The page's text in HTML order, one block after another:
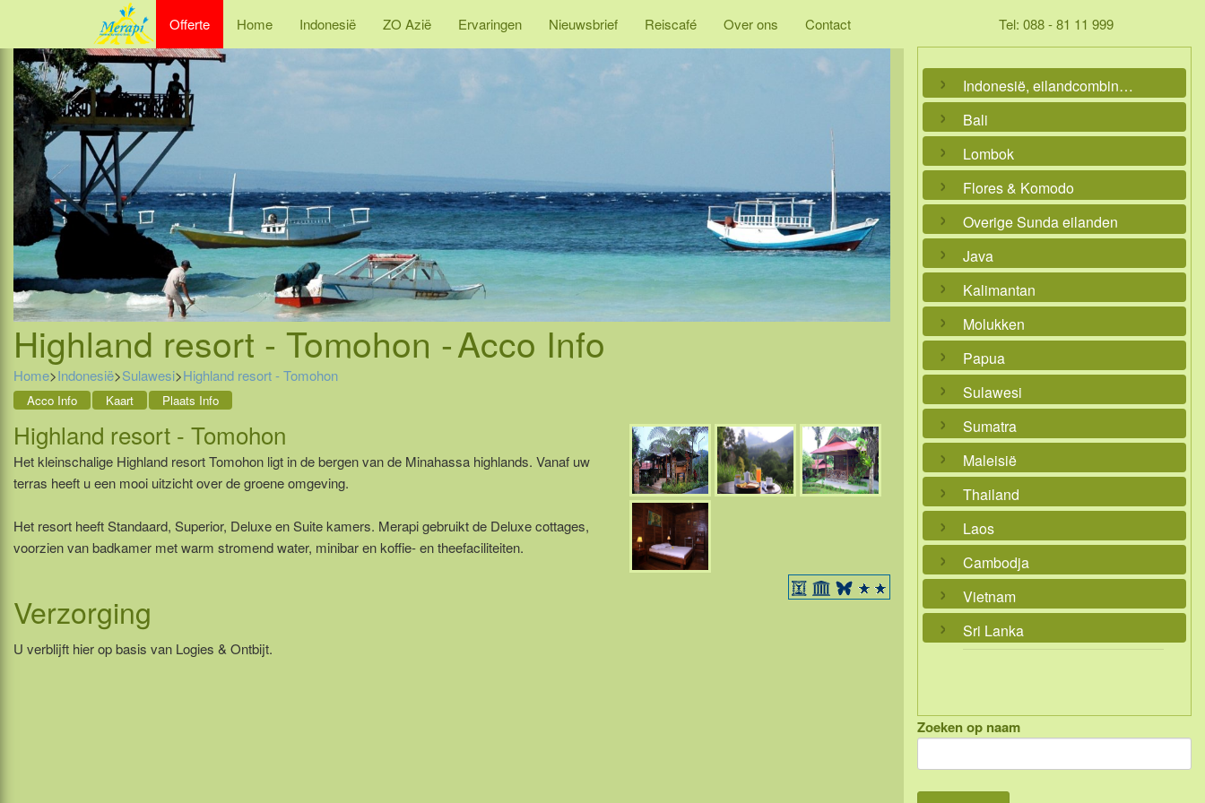
Offerte Home Indonesië ZO Azië Ervaringen Nieuwsbrief Reiscafé Over ons Contact Tel: 088 - 81 11 999
Highland resort - Tomohon -Acco Info
Home>Indonesië>Sulawesi>Highland resort - Tomohon
Acco Info Kaart Plaats Info
Highland resort - Tomohon
Het kleinschalige Highland resort Tomohon ligt in de bergen van de Minahassa highlands. Vanaf uw
terras heeft u een mooi uitzicht over de groene omgeving.
Het resort heeft Standaard, Superior, Deluxe en Suite kamers. Merapi gebruikt de Deluxe cottages,
voorzien van badkamer met warm stromend water, minibar en koffie- en theefaciliteiten.
Verzorging
U verblijft hier op basis van Logies & Ontbijt.
Indonesië, eilandcombinaties
Bali
Lombok
Flores & Komodo
Overige Sunda eilanden
Java
Kalimantan
Molukken
Papua
Sulawesi
Sumatra
Maleisië
Thailand
Laos
Cambodja
Vietnam
Sri Lanka
Zoeken op naam